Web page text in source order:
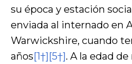
su época y estación
enviada al internado en
Warwickshire, cuando
años[1†][5†]. A la edad